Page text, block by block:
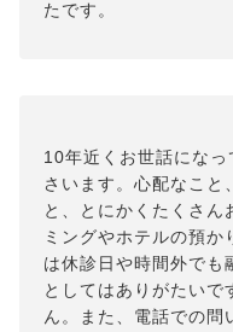
たです。
10年近くお世話にな
さいます。心配なこと
と、とにかくたくさん
ミングやホテルの預
は休診日や時間外でも
としてはありがたいで
ん。また、電話での問